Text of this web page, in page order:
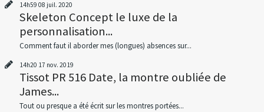
14h59 08 juil. 2020
Skeleton Concept le luxe de la
personnalisation...
Comment faut il aborder mes (longues) absences sur...
14h20 17 nov. 2019
Tissot PR 516 Date, la montre oubliée de
James...
Tout ou presque a été écrit sur les montres portées...